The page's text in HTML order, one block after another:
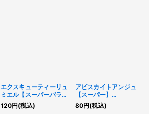
エクスキューティーリュ
ミエル【スーパーパラレ
ル】{RD/5TH1-JP074}
《RDモンスター》
120円(税込)
アビスカイトアンジュ
【スーパー】
{RD/5TH1-JP110}《RD
モンスター》
80円(税込)